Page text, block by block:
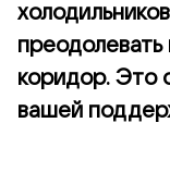
коридор. Это
вашей